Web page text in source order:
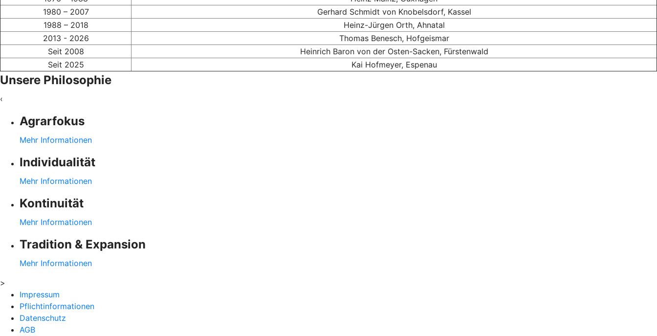
1980 – 2007
Gerhard Schmidt von Knobelsdorf, Kassel
1988 – 2018
Heinz-Jürgen Orth, Ahnatal
2013 - 2026
Thomas Benesch, Hofgeismar
Seit 2008
Heinrich Baron von der Osten-Sacken, Fürstenwald
Seit 2025
Kai Hofmeyer, Espenau
Unsere Philosophie
‹
Agrarfokus
Mehr Informationen
Individualität
Mehr Informationen
Kontinuität
Mehr Informationen
Tradition & Expansion
Mehr Informationen
>
Impressum
Pflichtinformationen
Datenschutz
AGB